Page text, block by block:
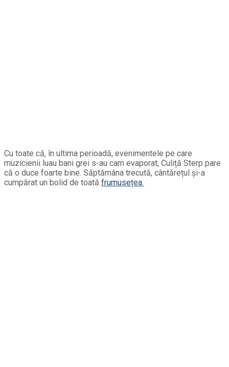
Cu toate că, în ultima perioadă, evenimentele pe care
muzicienii luau bani grei s-au cam evaporat, Culiță Sterp pare
că o duce foarte bine. Săptămâna trecută, cântărețul și-a
cumpărat un bolid de toată frumusețea.